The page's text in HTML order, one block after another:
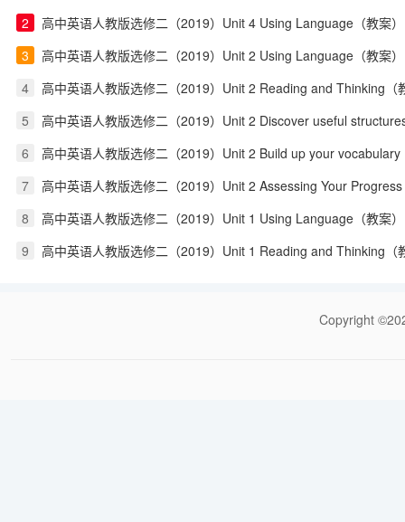
2
高中英语人教版选修二（2019）Unit 4 Using Language（教案）
3
高中英语人教版选修二（2019）Unit 2 Using Language（教案）
4
高中英语人教版选修二（2019）Unit 2 Reading and Thinking（
5
高中英语人教版选修二（2019）Unit 2 Discover useful
6
高中英语人教版选修二（2019）Unit 2 Build up your vocabulary
7
高中英语人教版选修二（2019）Unit 2 Assessing Your
8
高中英语人教版选修二（2019）Unit 1 Using Language（教案）
9
高中英语人教版选修二（2019）Unit 1 Reading and Thinking（
Copyright